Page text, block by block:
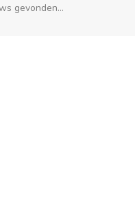
gevonden...